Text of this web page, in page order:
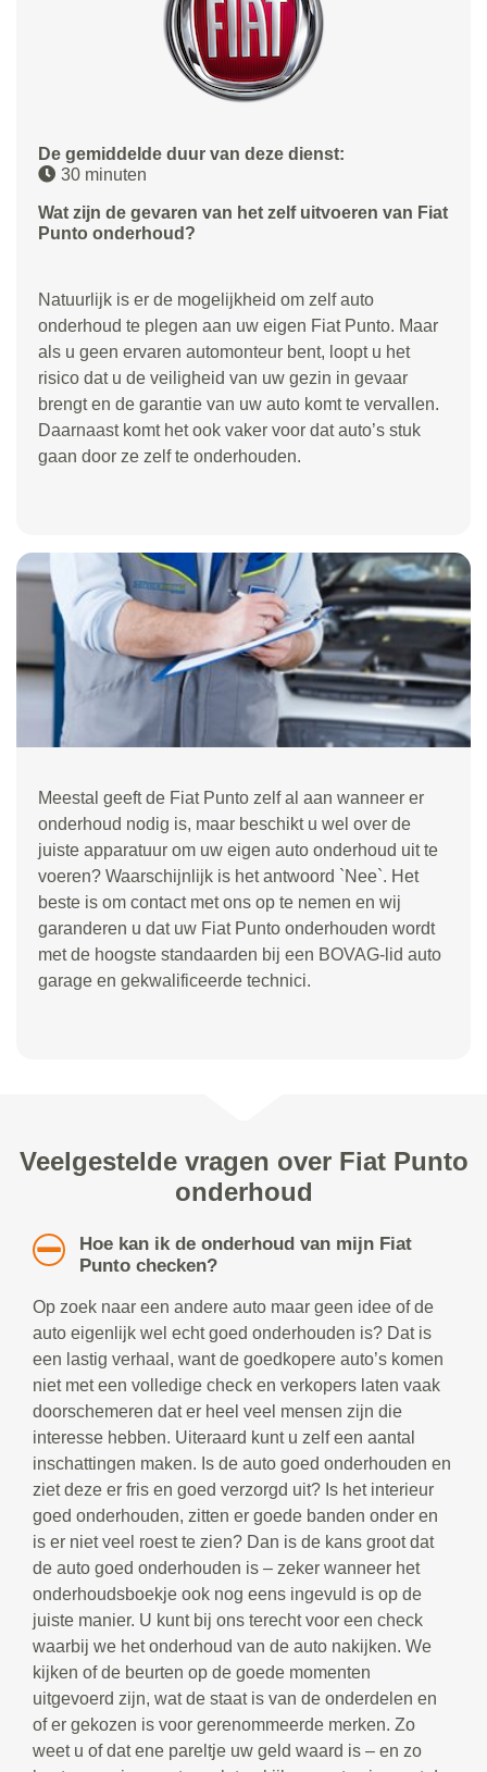
De gemiddelde duur van deze dienst:
30 minuten
Wat zijn de gevaren van het zelf uitvoeren van Fiat
Punto onderhoud?
Natuurlijk is er de mogelijkheid om zelf auto
onderhoud te plegen aan uw eigen Fiat Punto. Maar
als u geen ervaren automonteur bent, loopt u het
risico dat u de veiligheid van uw gezin in gevaar
brengt en de garantie van uw auto komt te vervallen.
Daarnaast komt het ook vaker voor dat auto’s stuk
gaan door ze zelf te onderhouden.
Meestal geeft de Fiat Punto zelf al aan wanneer er
onderhoud nodig is, maar beschikt u wel over de
juiste apparatuur om uw eigen auto onderhoud uit te
voeren? Waarschijnlijk is het antwoord `Nee`. Het
beste is om contact met ons op te nemen en wij
garanderen u dat uw Fiat Punto onderhouden wordt
met de hoogste standaarden bij een BOVAG-lid auto
garage en gekwalificeerde technici.
Veelgestelde vragen over Fiat Punto
onderhoud
Hoe kan ik de onderhoud van mijn Fiat
Punto checken?
Op zoek naar een andere auto maar geen idee of de
auto eigenlijk wel echt goed onderhouden is? Dat is
een lastig verhaal, want de goedkopere auto’s komen
niet met een volledige check en verkopers laten vaak
doorschemeren dat er heel veel mensen zijn die
interesse hebben. Uiteraard kunt u zelf een aantal
inschattingen maken. Is de auto goed onderhouden en
ziet deze er fris en goed verzorgd uit? Is het interieur
goed onderhouden, zitten er goede banden onder en
is er niet veel roest te zien? Dan is de kans groot dat
de auto goed onderhouden is – zeker wanneer het
onderhoudsboekje ook nog eens ingevuld is op de
juiste manier. U kunt bij ons terecht voor een check
waarbij we het onderhoud van de auto nakijken. We
kijken of de beurten op de goede momenten
uitgevoerd zijn, wat de staat is van de onderdelen en
of er gekozen is voor gerenommeerde merken. Zo
weet u of dat ene pareltje uw geld waard is – en zo